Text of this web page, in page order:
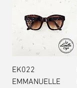
EK022
EMMANUELLE